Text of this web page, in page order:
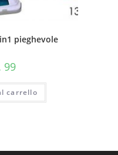
pieghevole
99
carrello